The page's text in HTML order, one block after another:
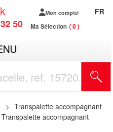
50
Mon compte
Ma Sélection 0
FR
Transpalette accompagnant
Transpalette accompagnant